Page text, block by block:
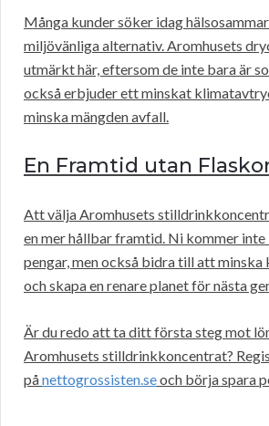
Många kunder söker idag
miljövänliga alternativ. Aromhusets
utmärkt här, eftersom de inte bara är
också erbjuder ett minskat
minska mängden avfall.
En Framtid utan
Att välja Aromhusets
en mer hållbar framtid. Ni kommer
pengar, men också bidra till att
och skapa en renare planet för nästa
Är du redo att ta ditt första steg mot
Aromhusets stilldrinkkoncentrat?
pånettogrossisten.seoch börja spara